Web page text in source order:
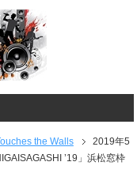
the Walls
2019年5
’19」浜松窓枠